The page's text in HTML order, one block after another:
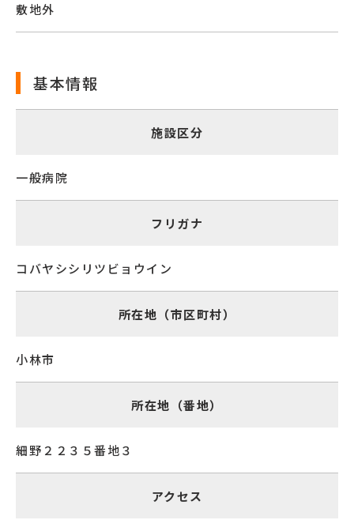
敷地外
基本情報
施設区分
一般病院
フリガナ
コバヤシシリツビョウイン
所在地（市区町村）
小林市
所在地（番地）
細野２２３５番地３
アクセス